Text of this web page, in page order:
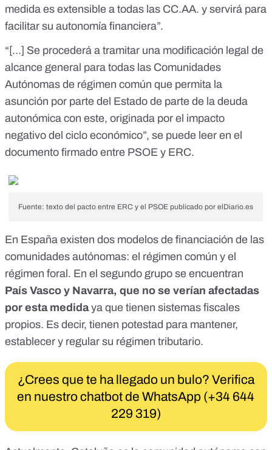
medida es extensible a todas las CC.AA. y servirá para
facilitar su autonomía financiera”.
“[...] Se procederá a tramitar una modificación legal de
alcance general para todas las Comunidades
Autónomas de régimen común que permita la
asunción por parte del Estado de parte de la deuda
autonómica con este, originada por el impacto
negativo del ciclo económico”, se puede leer en el
documento firmado entre PSOE y ERC.
Fuente: texto del pacto entre ERC y el PSOE publicado por elDiario.es
En España existen dos modelos de financiación de las
comunidades autónomas: el régimen común y el
régimen foral. En el segundo grupo se encuentran
País Vasco y Navarra, que no se verían afectadas
por esta medidaya que tienen sistemas fiscales
propios. Es decir, tienen potestad para mantener,
establecer y regular su régimen tributario.
¿Crees que te ha llegado un bulo? Verifica
en nuestro chatbot de WhatsApp (+34 644
229 319)